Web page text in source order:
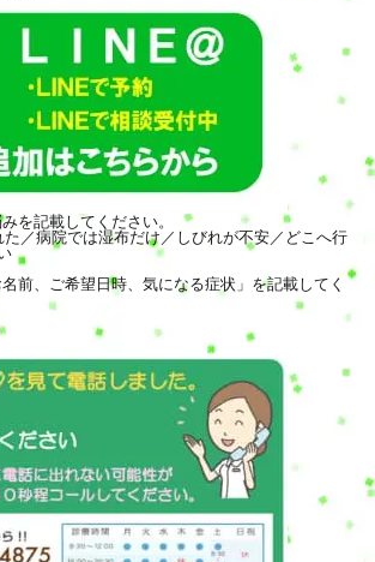
記載してください。
／病院では湿布だけ／しびれが不安／どこへ行
前、ご希望日時、気になる症状」を記載してく